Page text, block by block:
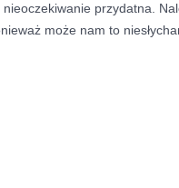
przydatna.
może nam to